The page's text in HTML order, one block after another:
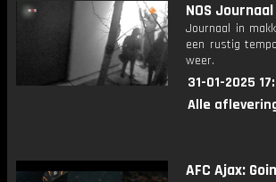
NOS
Journaal in
een rustig
weer.
31-01-2025
Alle
AFC Ajax: